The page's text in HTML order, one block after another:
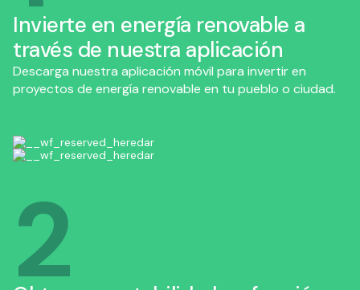
Invierte en energía renovable a
través de nuestra aplicación
Descarga nuestra aplicación móvil para invertir en
proyectos de energía renovable en tu pueblo o ciudad.
2